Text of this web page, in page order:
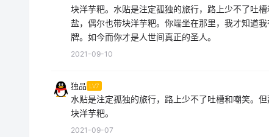
块洋芋粑。水贴是注定孤独的旅行，路上少不了吐
盐，偶尔也带块洋芋粑。你端坐在那里，我才知道
牌。如今而你才是人世间真正的圣人。
2021-09-10
独品 LV7
水贴是注定孤独的旅行，路上少不了吐槽和嘲笑。
块洋芋粑。
2021-09-07